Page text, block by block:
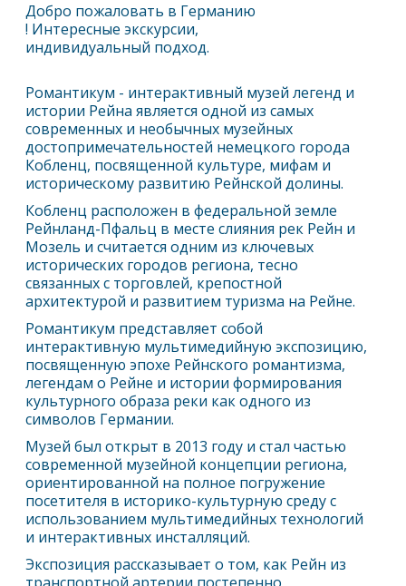
Романтикум - интерактивный музей легенд и
истории Рейна является одной из самых
современных и необычных музейных
достопримечательностей немецкого города
Кобленц, посвященной культуре, мифам и
историческому развитию Рейнской долины.
Кобленц расположен в федеральной земле
Рейнланд-Пфальц в месте слияния рек Рейн и
Мозель и считается одним из ключевых
исторических городов региона, тесно
связанных с торговлей, крепостной
архитектурой и развитием туризма на Рейне.
Романтикум представляет собой
интерактивную мультимедийную экспозицию,
посвященную эпохе Рейнского романтизма,
легендам о Рейне и истории формирования
культурного образа реки как одного из
символов Германии.
Музей был открыт в 2013 году и стал частью
современной музейной концепции региона,
ориентированной на полное погружение
посетителя в историко-культурную среду с
использованием мультимедийных технологий
и интерактивных инсталляций.
Экспозиция рассказывает о том, как Рейн из
Добро пожаловать в Германию
! Интересные экскурсии,
индивидуальный подход.